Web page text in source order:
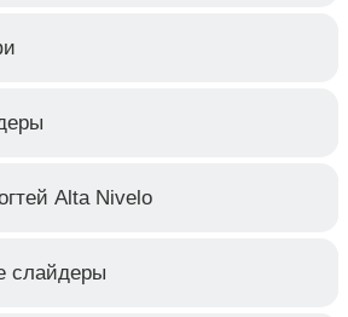
Alta Nivelo
слайдеры